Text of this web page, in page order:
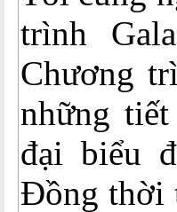
trình
Chương
những
đại biểu
Đồng thời